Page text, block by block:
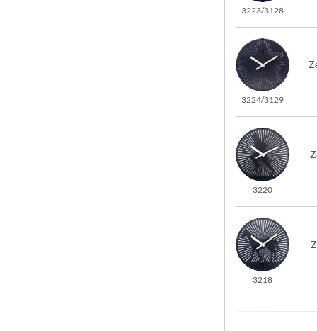
3223/3128
3224/3129
3220
3218